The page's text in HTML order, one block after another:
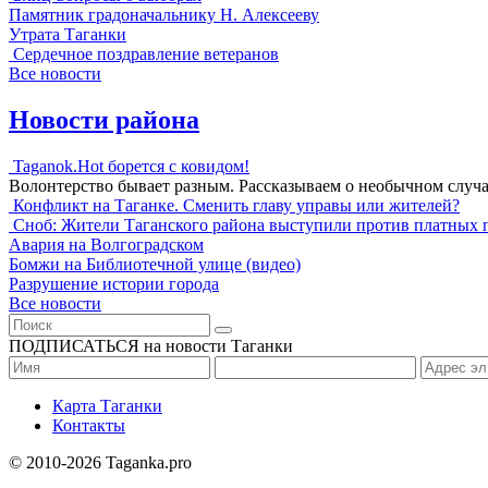
Памятник градоначальнику Н. Алексееву
Утрата Таганки
Сердечное поздравление ветеранов
Все новости
Новости района
Taganok.Hot борется с ковидом!
Волонтерство бывает разным. Рассказываем о необычном
Конфликт на Таганке. Сменить главу управы или жителей?
Сноб: Жители Таганского района выступили против платных
Авария на Волгоградском
Бомжи на Библиотечной улице (видео)
Разрушение истории города
Все новости
ПОДПИСАТЬСЯ на новости Таганки
Карта Таганки
Контакты
© 2010-2026 Taganka.pro